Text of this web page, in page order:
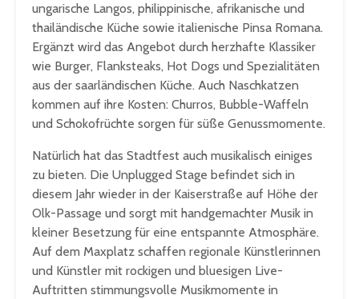
ungarische Langos, philippinische, afrikanische und
thailändische Küche sowie italienische Pinsa Romana.
Ergänzt wird das Angebot durch herzhafte Klassiker
wie Burger, Flanksteaks, Hot Dogs und Spezialitäten
aus der saarländischen Küche. Auch Naschkatzen
kommen auf ihre Kosten: Churros, Bubble-Waffeln
und Schokofrüchte sorgen für süße Genussmomente.
Natürlich hat das Stadtfest auch musikalisch einiges
zu bieten. Die Unplugged Stage befindet sich in
diesem Jahr wieder in der Kaiserstraße auf Höhe der
Olk-Passage und sorgt mit handgemachter Musik in
kleiner Besetzung für eine entspannte Atmosphäre.
Auf dem Maxplatz schaffen regionale Künstlerinnen
und Künstler mit rockigen und bluesigen Live-
Auftritten stimmungsvolle Musikmomente in